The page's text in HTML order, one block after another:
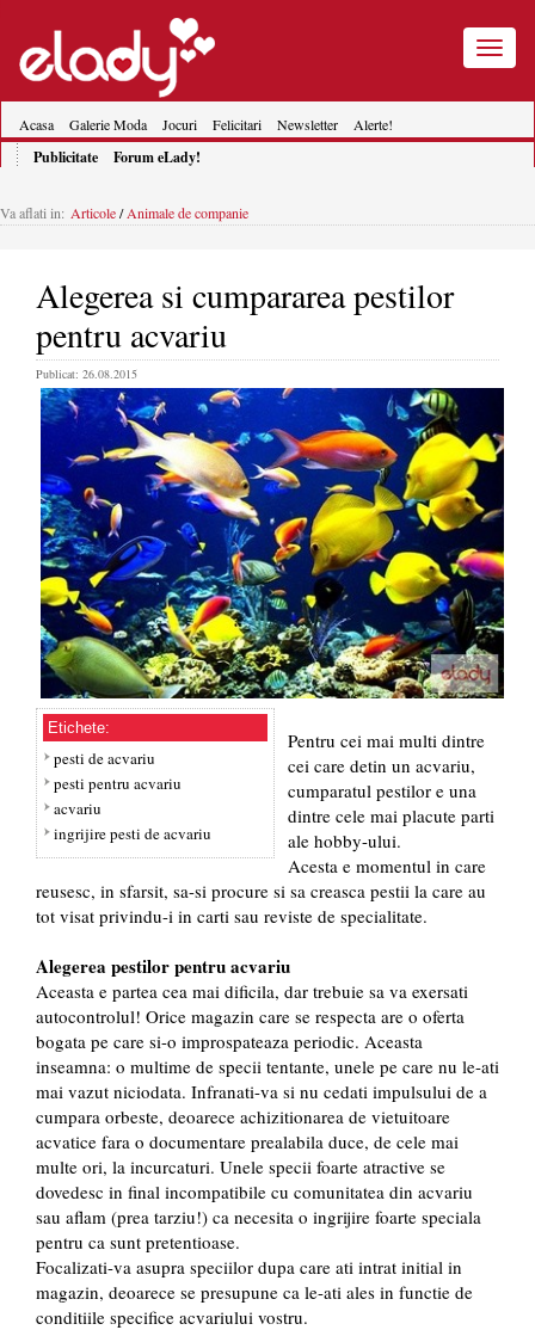
Toggle
Acasa Galerie Moda Jocuri Felicitari Newsletter Alerte!
Publicitate Forum eLady!
Va aflati in: Articole/Animale de companie
Alegerea si cumpararea pestilor
pentru acvariu
Publicat: 26.08.2015
Etichete:
pesti de acvariu
pesti pentru acvariu
acvariu
ingrijire pesti de acvariu
Pentru cei mai multi dintre
cei care detin un acvariu,
cumparatul pestilor e una
dintre cele mai placute parti
ale hobby-ului.
Acesta e momentul in care
reusesc, in sfarsit, sa-si procure si sa creasca pestii la care au
tot visat privindu-i in carti sau reviste de specialitate.
Alegerea pestilor pentru acvariu
Aceasta e partea cea mai dificila, dar trebuie sa va exersati
autocontrolul! Orice magazin care se respecta are o oferta
bogata pe care si-o improspateaza periodic. Aceasta
inseamna: o multime de specii tentante, unele pe care nu le-ati
mai vazut niciodata. Infranati-va si nu cedati impulsului de a
cumpara orbeste, deoarece achizitionarea de vietuitoare
acvatice fara o documentare prealabila duce, de cele mai
multe ori, la incurcaturi. Unele specii foarte atractive se
dovedesc in final incompatibile cu comunitatea din acvariu
sau aflam (prea tarziu!) ca necesita o ingrijire foarte speciala
pentru ca sunt pretentioase.
Focalizati-va asupra speciilor dupa care ati intrat initial in
magazin, deoarece se presupune ca le-ati ales in functie de
conditiile specifice acvariului vostru.